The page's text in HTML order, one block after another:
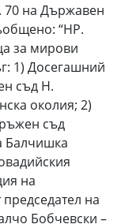
70 на Държавен
“НР.
за мирови
1) Досегашний
съд Н.
околия; 2)
съд
Балчишка
на
на
Бобчевски –